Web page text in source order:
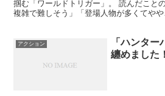
掴む「ワールドトリガー」。 読んだこと
複雑で難しそう」「登場人物が多くてやや
アクション
「ハンタ
纏めました！